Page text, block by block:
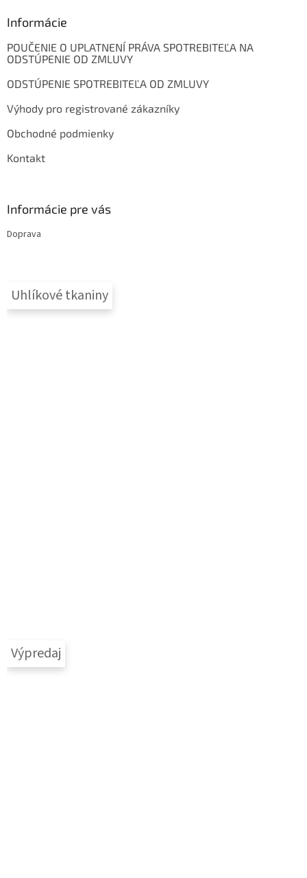
r
v
y
ý
Informácie
POUČENIE O UPLATNENÍ PRÁVA SPOTREBITEĽA NA
ODSTÚPENIE OD ZMLUVY
ODSTÚPENIE SPOTREBITEĽA OD ZMLUVY
Výhody pro registrované zákazníky
Obchodné podmienky
Kontakt
Informácie pre vás
Doprava
Uhlíkové tkaniny
Výpredaj